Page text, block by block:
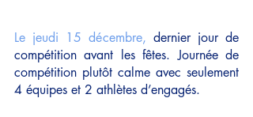
Le jeudi 15 décembre, dernier jour de
compétition avant les fêtes. Journée de
compétition plutôt calme avec seulement
4 équipes et 2 athlètes d’engagés.